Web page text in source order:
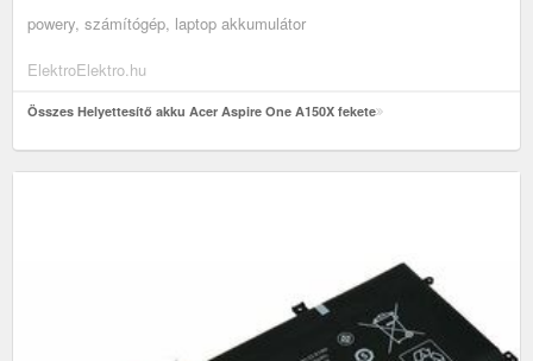
powery, számítógép, laptop akkumulátor
ElektroElektro.hu
Összes Helyettesítő akku Acer Aspire One A150X fekete